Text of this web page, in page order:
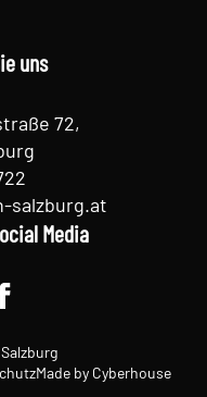
uns
72,
salzburg.at
Media
Made by Cyberhouse